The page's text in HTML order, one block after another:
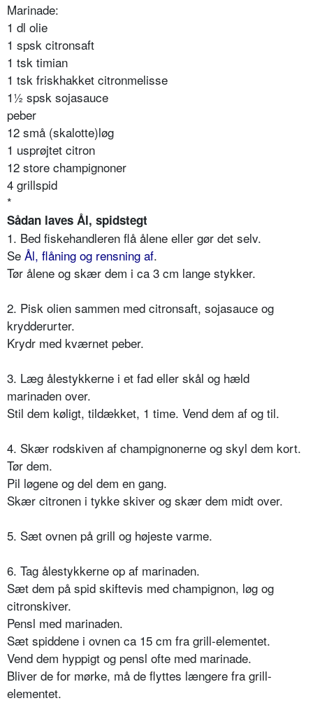
Marinade:
1 dl olie
1 spsk citronsaft
1 tsk timian
1 tsk friskhakket citronmelisse
1½ spsk sojasauce
peber
12 små (skalotte)løg
1 usprøjtet citron
12 store champignoner
4 grillspid
*
Sådan laves Ål, spidstegt
1. Bed fiskehandleren flå ålene eller gør det selv.
Se Ål, flåning og rensning af.
Tør ålene og skær dem i ca 3 cm lange stykker.
2. Pisk olien sammen med citronsaft, sojasauce og
krydderurter.
Krydr med kværnet peber.
3. Læg ålestykkerne i et fad eller skål og hæld
marinaden over.
Stil dem køligt, tildækket, 1 time. Vend dem af og til.
4. Skær rodskiven af champignonerne og skyl dem kort.
Tør dem.
Pil løgene og del dem en gang.
Skær citronen i tykke skiver og skær dem midt over.
5. Sæt ovnen på grill og højeste varme.
6. Tag ålestykkerne op af marinaden.
Sæt dem på spid skiftevis med champignon, løg og
citronskiver.
Pensl med marinaden.
Sæt spiddene i ovnen ca 15 cm fra grill-elementet.
Vend dem hyppigt og pensl ofte med marinade.
Bliver de for mørke, må de flyttes længere fra grill-
elementet.